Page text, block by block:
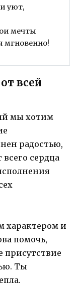
и уют,
мечты
мгновенно!
всей
мы хотим
радостью,
сердца
характером и
помочь,
присутствие
Ты